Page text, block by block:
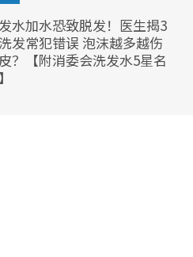
水加水恐致脱发！医生揭3
发常犯错误 泡沫越多越伤
？【附消委会洗发水5星名